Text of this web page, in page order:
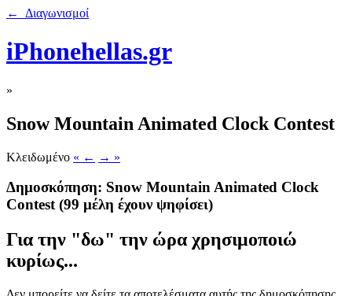
← Διαγωνισμοί
iPhonehellas.gr
»
Snow Mountain Animated Clock Contest
Κλειδωμένο « ← → »
Δημοσκόπηση: Snow Mountain Animated Clock
Contest(99 μέλη έχουν ψηφίσει)
Για την "δω" την ώρα χρησιμοποιώ
κυρίως...